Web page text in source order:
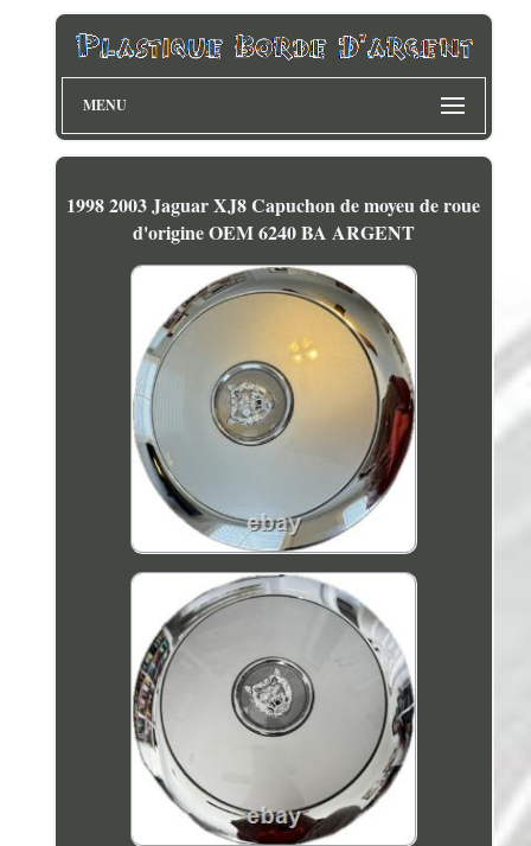
MENU
1998 2003 Jaguar XJ8 Capuchon de moyeu de roue
d'origine OEM 6240 BA ARGENT